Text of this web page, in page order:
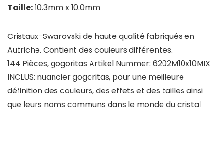
Taille:10.3mm x 10.0mm
Cristaux-Swarovski de haute qualité fabriqués en
Autriche. Contient des couleurs différentes.
144 Pièces, gogoritas Artikel Nummer: 6202M10x10MIX
INCLUS: nuancier gogoritas, pour une meilleure
définition des couleurs, des effets et des tailles ainsi
que leurs noms communs dans le monde du cristal